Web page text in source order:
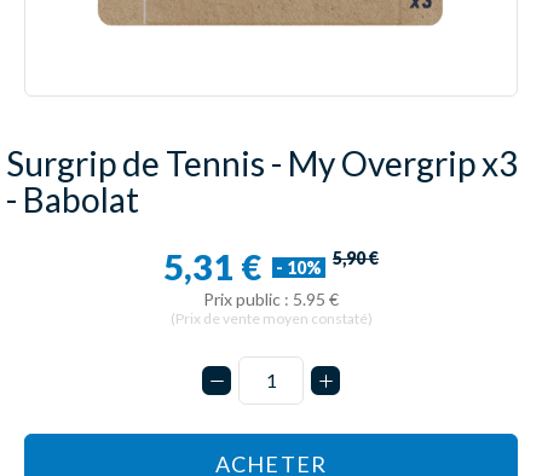
Surgrip de Tennis - My Overgrip x3
- Babolat
5,31 € - 10% 5,90 €
Prix public : 5.95 €
(Prix de vente moyen constaté)
ACHETER